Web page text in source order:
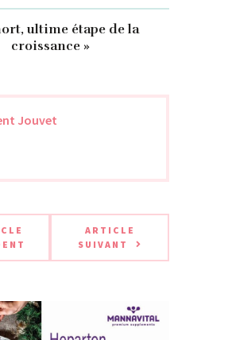
ultime étape de la
croissance »
Jouvet
ARTICLE
SUIVANT